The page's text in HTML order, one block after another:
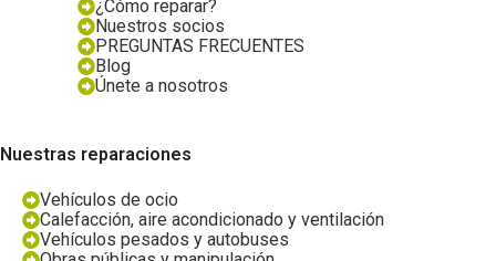
¿Cómo reparar?
Nuestros socios
PREGUNTAS FRECUENTES
Blog
Únete a nosotros
Nuestras reparaciones
Vehículos de ocio
Calefacción, aire acondicionado y ventilación
Vehículos pesados y autobuses